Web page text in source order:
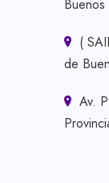
(
de
Av.